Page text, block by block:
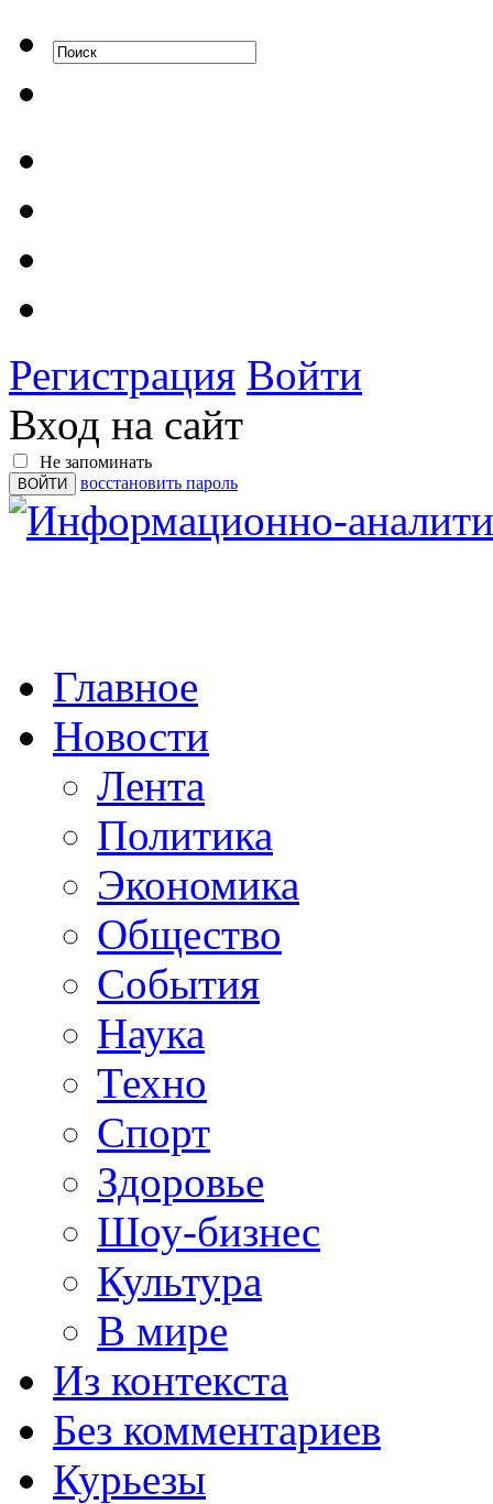
Регистрация Войти
Вход на сайт
Не запоминать
восстановить пароль
Главное
Новости
Лента
Политика
Экономика
Общество
События
Наука
Техно
Спорт
Здоровье
Шоу-бизнес
Культура
В мире
Из контекста
Без комментариев
Курьезы